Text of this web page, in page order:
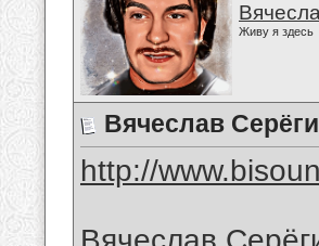
Живу я здесь
Вячеслав
http://